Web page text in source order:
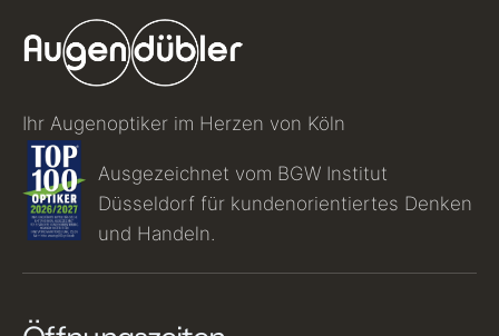
Ihr Augenoptiker im Herzen von Köln
Ausgezeichnet vom BGW Institut
Düsseldorf für kundenorientiertes Denken
und Handeln.